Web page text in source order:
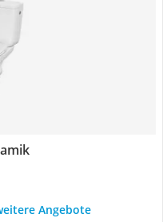
Angebote